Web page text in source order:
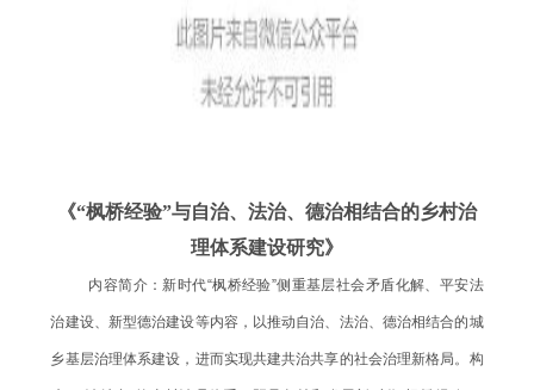
《“枫桥经验”与自治、法治、德治相结合的乡村治
理体系建设研究》
内容简介：新时代“枫桥经验”侧重基层社会矛盾化解、平安法
治建设、新型德治建设等内容，以推动自治、法治、德治相结合的城
乡基层治理体系建设，进而实现共建共治共享的社会治理新格局。构